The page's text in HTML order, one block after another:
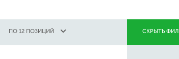
ПО 12 ПОЗИЦИЙ СКРЫТЬ